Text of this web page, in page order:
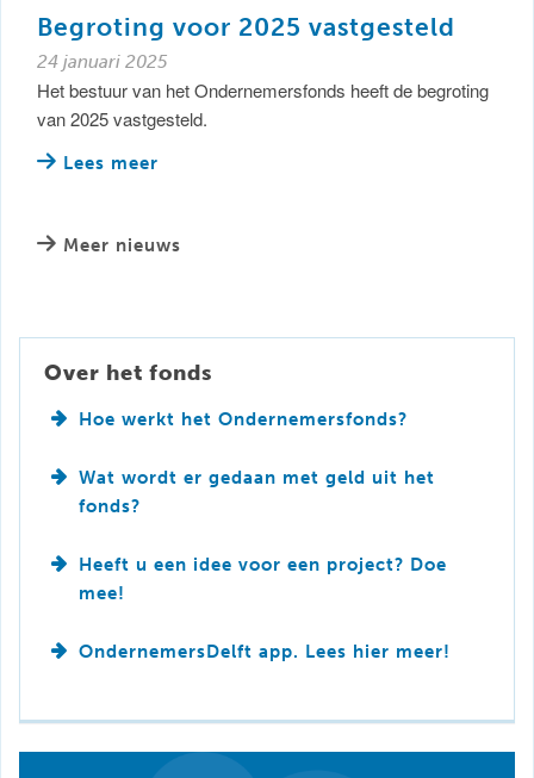
Begroting voor 2025 vastgesteld
24 januari 2025
Het bestuur van het Ondernemersfonds heeft de begroting
van 2025 vastgesteld.
Lees meer
Meer nieuws
Over het fonds
Hoe werkt het Ondernemersfonds?
Wat wordt er gedaan met geld uit het
fonds?
Heeft u een idee voor een project? Doe
mee!
OndernemersDelft app. Lees hier meer!